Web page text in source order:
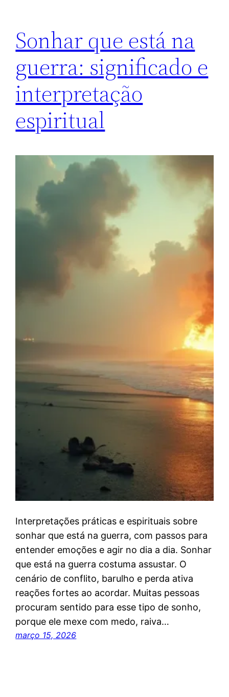
Sonhar que está na
guerra: significado e
interpretação
espiritual
Interpretações práticas e espirituais sobre
sonhar que está na guerra, com passos para
entender emoções e agir no dia a dia. Sonhar
que está na guerra costuma assustar. O
cenário de conflito, barulho e perda ativa
reações fortes ao acordar. Muitas pessoas
procuram sentido para esse tipo de sonho,
porque ele mexe com medo, raiva…
março 15, 2026